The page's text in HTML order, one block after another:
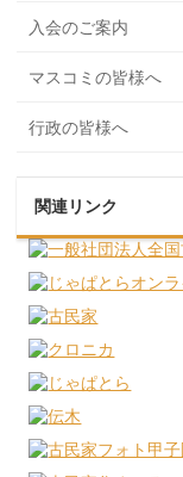
入会のご案内
マスコミの皆様へ
行政の皆様へ
関連リンク